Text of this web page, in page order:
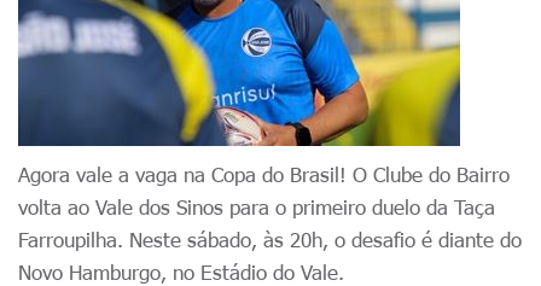
Agora vale a vaga na Copa do Brasil! O Clube do Bairro
volta ao Vale dos Sinos para o primeiro duelo da Taça
Farroupilha. Neste sábado, às 20h, o desafio é diante do
Novo Hamburgo, no Estádio do Vale.